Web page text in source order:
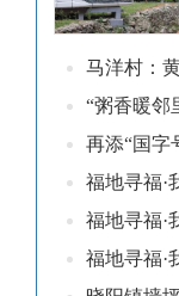
马洋村：